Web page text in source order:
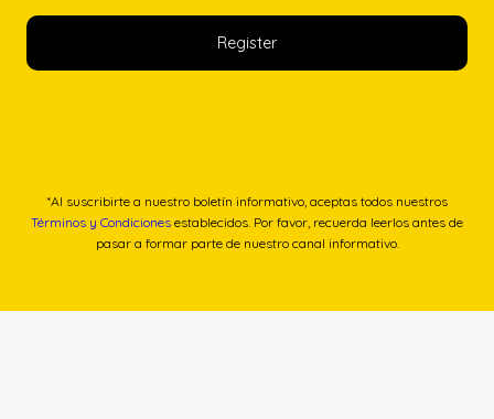
*Al suscribirte a nuestro boletín informativo, aceptas todos nuestros
Términos y Condiciones establecidos. Por favor, recuerda leerlos antes de
pasar a formar parte de nuestro canal informativo.